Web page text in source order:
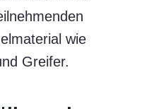
wie
Greifer.